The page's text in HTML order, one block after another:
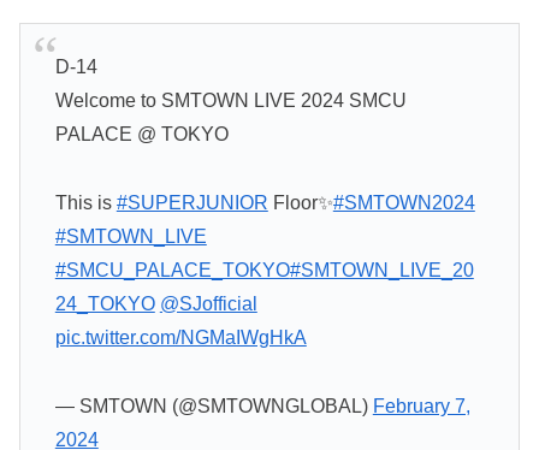
D-14
Welcome to SMTOWN LIVE 2024 SMCU
PALACE @ TOKYO
This is #SUPERJUNIOR Floor✨#SMTOWN2024
#SMTOWN_LIVE
#SMCU_PALACE_TOKYO#SMTOWN_LIVE_20
24_TOKYO @SJofficial
pic.twitter.com/NGMaIWgHkA
— SMTOWN (@SMTOWNGLOBAL) February 7,
2024